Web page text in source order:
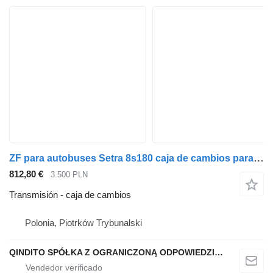
ZF para autobuses Setra 8s180 caja de cambios para Setra 8s180 autobús
812,80 € 3.500 PLN
Transmisión - caja de cambios
Polonia, Piotrków Trybunalski
QINDITO SPÓŁKA Z OGRANICZONĄ ODPOWIEDZIALNOŚCIĄ